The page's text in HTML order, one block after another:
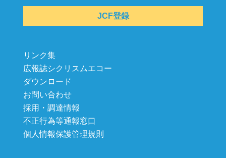
JCF登録
リンク集
広報誌シクリスムエコー
ダウンロード
お問い合わせ
採用・調達情報
不正行為等通報窓口
個人情報保護管理規則